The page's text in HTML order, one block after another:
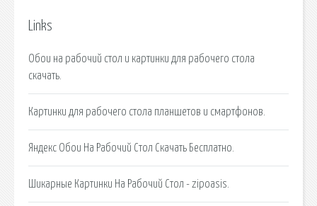
Links
Обои на рабочий стол и картинки для рабочего стола
скачать.
Картинки для рабочего стола планшетов и смартфонов.
Яндекс Обои На Рабочий Стол Скачать Бесплатно.
Шикарные Картинки На Рабочий Стол - zipoasis.